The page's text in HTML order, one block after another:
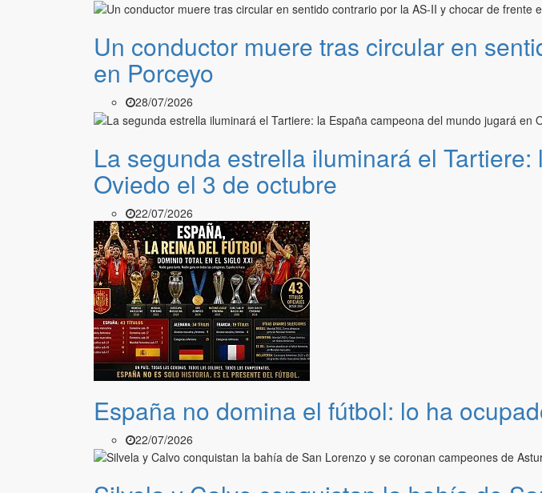
Un conductor muere tras circular en
en Porceyo
28/07/2026
La segunda estrella iluminará el
Oviedo el 3 de octubre
22/07/2026
España no domina el fútbol: lo ha
22/07/2026